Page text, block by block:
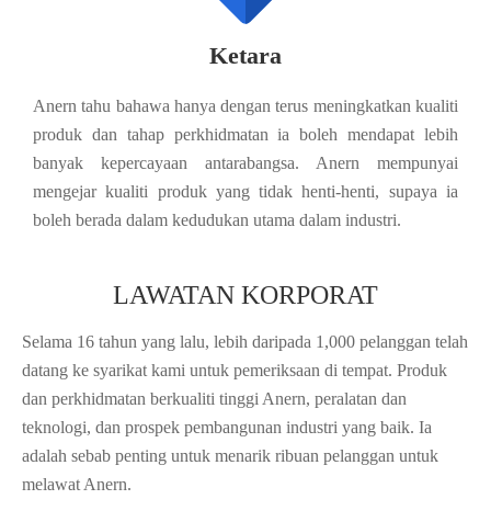
Ketara
Anern tahu bahawa hanya dengan terus meningkatkan kualiti
produk dan tahap perkhidmatan ia boleh mendapat lebih
banyak kepercayaan antarabangsa. Anern mempunyai
mengejar kualiti produk yang tidak henti-henti, supaya ia
boleh berada dalam kedudukan utama dalam industri.
LAWATAN KORPORAT
Selama 16 tahun yang lalu, lebih daripada 1,000 pelanggan telah
datang ke syarikat kami untuk pemeriksaan di tempat. Produk
dan perkhidmatan berkualiti tinggi Anern, peralatan dan
teknologi, dan prospek pembangunan industri yang baik. Ia
adalah sebab penting untuk menarik ribuan pelanggan untuk
melawat Anern.